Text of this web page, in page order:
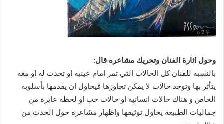
وحول اثارة الفنان وتحريك مشاعره قال:
بالنسبة للفنان كل الحالات التي تمر امام عينيه او تحدث له او معه
يتأثر بها وتوجد حالات لا يمكن تجاوزها فيحاول ان يقدمها بأسلوبه
الخاص و هناك حالات انسانية او حالات حب او لحظة عابرة من
جماليات الطبيعة يحاول توثيقها واظهار مشاعره حول الحدث من